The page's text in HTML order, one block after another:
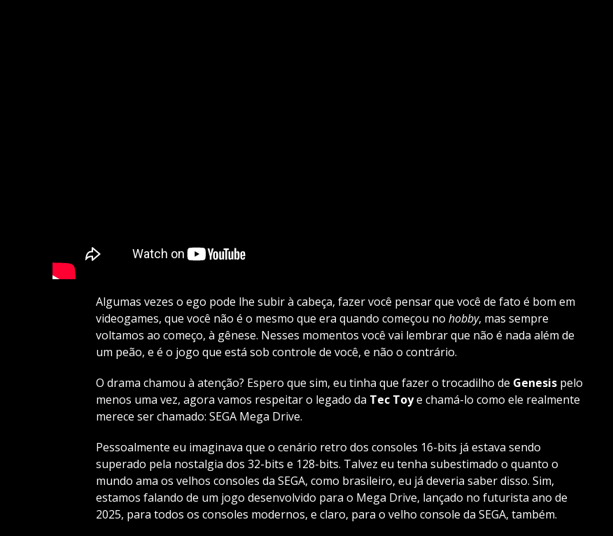
Algumas vezes o ego pode lhe subir à cabeça, fazer você pensar que você de fato é bom em
videogames, que você não é o mesmo que era quando começou no hobby, mas sempre
voltamos ao começo, à gênese. Nesses momentos você vai lembrar que não é nada além de
um peão, e é o jogo que está sob controle de você, e não o contrário.
O drama chamou à atenção? Espero que sim, eu tinha que fazer o trocadilho de Genesispelo
menos uma vez, agora vamos respeitar o legado da Tec Toye chamá-lo como ele realmente
merece ser chamado: SEGA Mega Drive.
Pessoalmente eu imaginava que o cenário retro dos consoles 16-bits já estava sendo
superado pela nostalgia dos 32-bits e 128-bits. Talvez eu tenha subestimado o quanto o
mundo ama os velhos consoles da SEGA, como brasileiro, eu já deveria saber disso. Sim,
estamos falando de um jogo desenvolvido para o Mega Drive, lançado no futurista ano de
2025, para todos os consoles modernos, e claro, para o velho console da SEGA, também.